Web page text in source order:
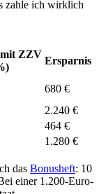
mit ZZV
Ersparnis
680 €
2.240 €
464 €
1.280 €
das Bonusheft: 10
einer 1.200-Euro-